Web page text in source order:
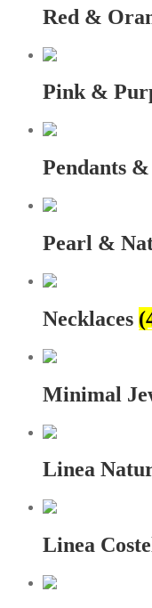
Red &
Pink &
Pendants
Pearl &
Necklaces
Minimal
Linea
Linea